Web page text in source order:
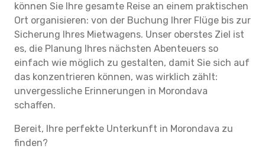
können Sie Ihre gesamte Reise an einem praktischen
Ort organisieren: von der Buchung Ihrer Flüge bis zur
Sicherung Ihres Mietwagens. Unser oberstes Ziel ist
es, die Planung Ihres nächsten Abenteuers so
einfach wie möglich zu gestalten, damit Sie sich auf
das konzentrieren können, was wirklich zählt:
unvergessliche Erinnerungen in Morondava
schaffen.
Bereit, Ihre perfekte Unterkunft in Morondava zu
finden?